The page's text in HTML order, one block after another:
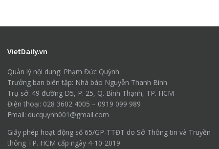
VietDaily.vn
Quản lý nội dung: Phạm Đức Quỳnh
Trưởng ban biên tập: Nhà báo Nguyễn Thanh Bình
Trụ sở: 49 đường D5, P. 25, Q. Bình Thạnh, TP. HCM
Điện thoại: 028 3602 4005 – 0919 099 989
Email: ducquynh001@gmail.com
Giấy phép hoạt động số 65/GP-TTĐT do Sở Thông tin và Truyền
thông TP. HCM cấp ngày 4-10-2019